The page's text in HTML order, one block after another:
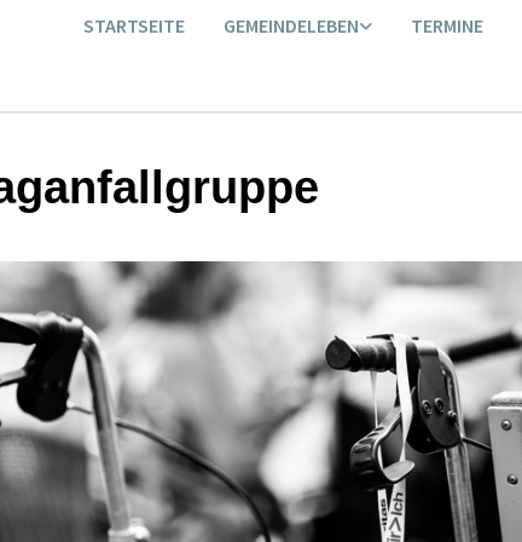
STARTSEITE GEMEINDELEBEN TERMINE